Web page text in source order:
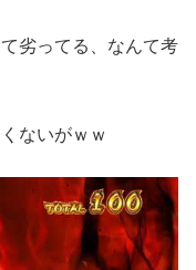
劣ってる、なんて考
ないがｗｗ